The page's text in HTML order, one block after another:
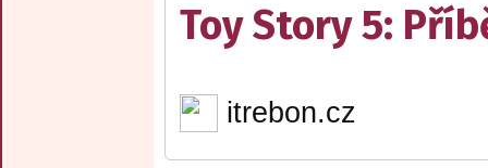
Toy Story 5:
itrebon.cz